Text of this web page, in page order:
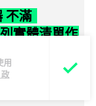
用
不滿
實體清單作
國 AI 公司
攻擊武器，正研